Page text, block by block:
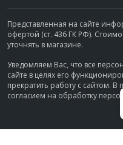
Представленная на сайте
офертой (ст. 436 ГК РФ).
уточнять в магазине.
Уведомляем Вас, что все
сайте в целях его
прекратить работу с сайтом. В
согласием на обработку